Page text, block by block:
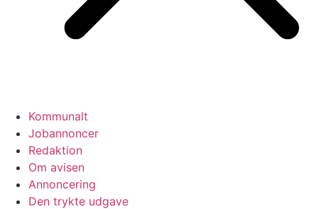
Kommunalt
Jobannoncer
Redaktion
Om avisen
Annoncering
Den trykte udgave